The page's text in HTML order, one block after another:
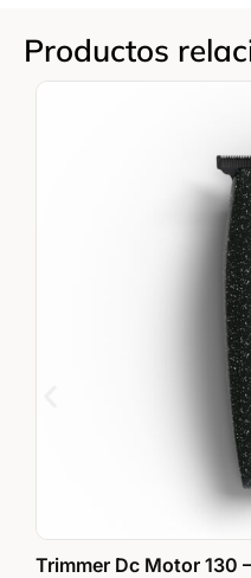
Productos
Trimmer Dc Motor 130